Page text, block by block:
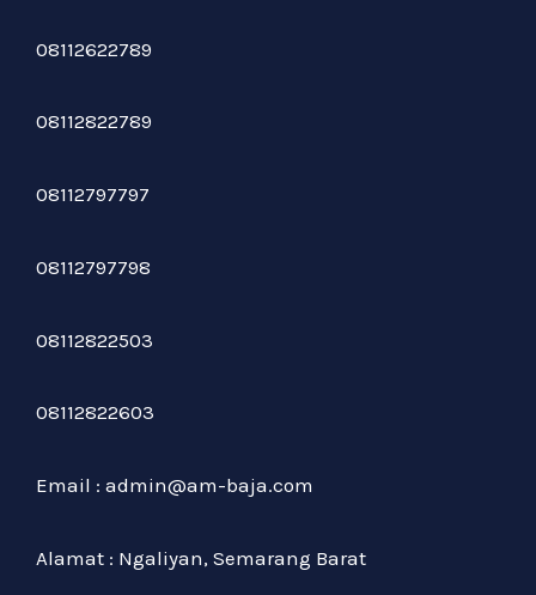
08112622789
08112822789
08112797797
08112797798
08112822503
08112822603
Email : admin@am-baja.com
Alamat : Ngaliyan, Semarang Barat